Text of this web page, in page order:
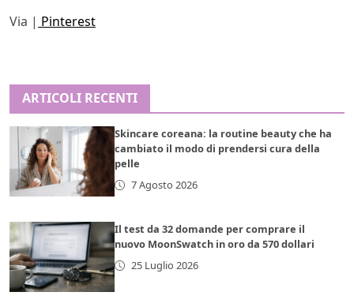
Via | Pinterest
ARTICOLI RECENTI
Skincare coreana: la routine beauty che ha
cambiato il modo di prendersi cura della
pelle
7 Agosto 2026
Il test da 32 domande per comprare il
nuovo MoonSwatch in oro da 570 dollari
25 Luglio 2026